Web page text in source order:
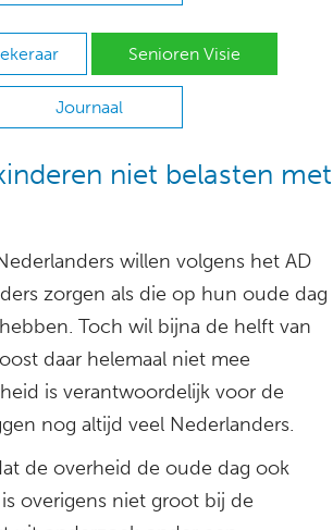
Senioren Visie
Journaal
niet belasten met
willen volgens het AD
zorgen als die op hun oude dag
Toch wil bijna de helft van
daar helemaal niet mee
is verantwoordelijk voor de
nog altijd veel Nederlanders.
de overheid de oude dag ook
overigens niet groot bij de